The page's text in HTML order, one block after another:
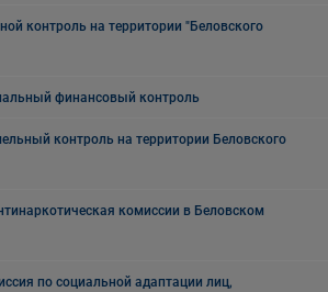
контроль на территории "Беловского
финансовый контроль
контроль на территории Беловского
комиссии в Беловском
по социальной адаптации лиц,